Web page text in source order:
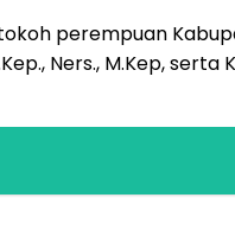
tokoh perempuan
Ners., M.Kep,